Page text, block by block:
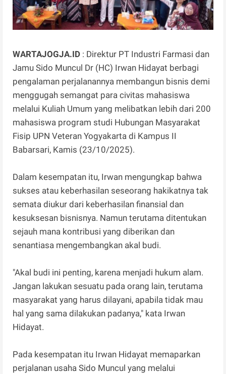
WARTAJOGJA.ID : Direktur PT Industri Farmasi dan
Jamu Sido Muncul Dr (HC) Irwan Hidayat berbagi
pengalaman perjalanannya membangun bisnis demi
menggugah semangat para civitas mahasiswa
melalui Kuliah Umum yang melibatkan lebih dari 200
mahasiswa program studi Hubungan Masyarakat
Fisip UPN Veteran Yogyakarta di Kampus II
Babarsari, Kamis (23/10/2025).
Dalam kesempatan itu, Irwan mengungkap bahwa
sukses atau keberhasilan seseorang hakikatnya tak
semata diukur dari keberhasilan finansial dan
kesuksesan bisnisnya. Namun terutama ditentukan
sejauh mana kontribusi yang diberikan dan
senantiasa mengembangkan akal budi.
"Akal budi ini penting, karena menjadi hukum alam.
Jangan lakukan sesuatu pada orang lain, terutama
masyarakat yang harus dilayani, apabila tidak mau
hal yang sama dilakukan padanya," kata Irwan
Hidayat.
Pada kesempatan itu Irwan Hidayat memaparkan
perjalanan usaha Sido Muncul yang melalui